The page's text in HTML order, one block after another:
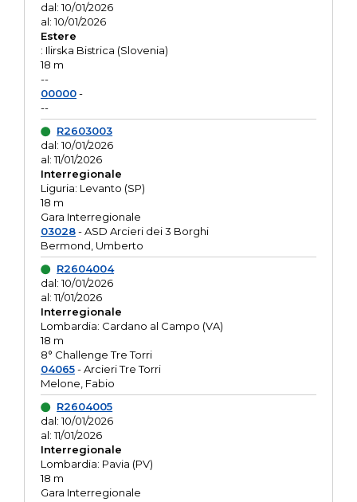
dal: 10/01/2026
al: 10/01/2026
Estere
: Ilirska Bistrica (Slovenia)
18 m
--
00000-
--
R2603003
dal: 10/01/2026
al: 11/01/2026
Interregionale
Liguria: Levanto (SP)
18 m
Gara Interregionale
03028- ASD Arcieri dei 3 Borghi
Bermond, Umberto
R2604004
dal: 10/01/2026
al: 11/01/2026
Interregionale
Lombardia: Cardano al Campo (VA)
18 m
8° Challenge Tre Torri
04065- Arcieri Tre Torri
Melone, Fabio
R2604005
dal: 10/01/2026
al: 11/01/2026
Interregionale
Lombardia: Pavia (PV)
18 m
Gara Interregionale